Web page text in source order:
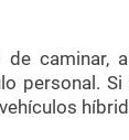
de caminar,
personal.